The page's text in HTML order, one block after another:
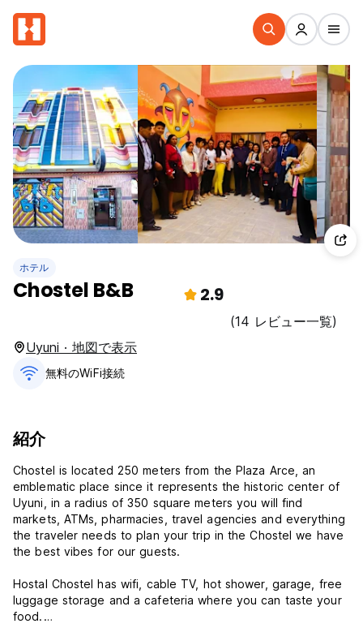
ホテル
Chostel B&B 2.9
(14 レビュー一覧)
Uyuni · 地図で表示
無料のWiFi接続
紹介
Chostel is located 250 meters from the Plaza Arce, an
emblematic place since it represents the historic center of
Uyuni, in a radius of 350 square meters you will find
markets, ATMs, pharmacies, travel agencies and everything
the traveler needs to plan your trip in the Chostel we have
the best vibes for our guests.
Hostal Chostel has wifi, cable TV, hot shower, garage, free
luggage storage and a cafeteria where you can taste your
food.